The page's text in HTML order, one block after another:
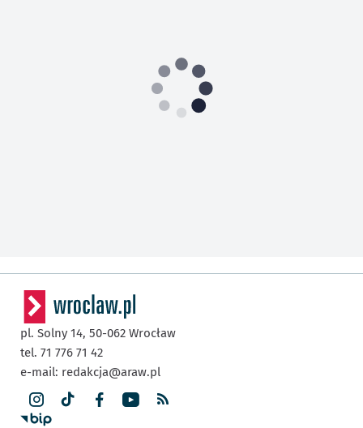
pl. Solny 14, 50-062 Wrocław
tel. 71 776 71 42
e-mail: redakcja@araw.pl